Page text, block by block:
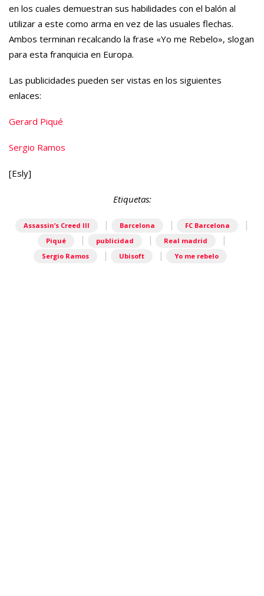
en los cuales demuestran sus habilidades con el balón al
utilizar a este como arma en vez de las usuales flechas.
Ambos terminan recalcando la frase «Yo me Rebelo», slogan
para esta franquicia en Europa.
Las publicidades pueden ser vistas en los siguientes
enlaces:
Gerard Piqué
Sergio Ramos
[Esly]
Etiquetas:
Assassin’s Creed III | Barcelona | FC Barcelona |
Piqué | publicidad | Real madrid |
Sergio Ramos | Ubisoft | Yo me rebelo